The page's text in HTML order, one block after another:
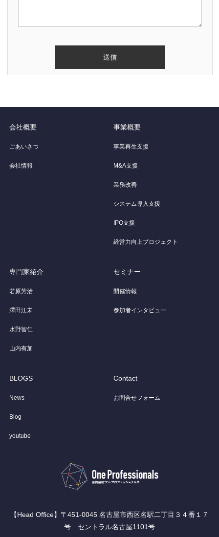
会社概要
ごあいさつ
会社情報
事業概要
事業再生支援
M&A支援
業務改善
システム導入支援
IPO支援
経営力向上プロジェクト
専門家紹介
若原芳治
澤田江未
水野智仁
山内有加
セミナー
開催情報
参加者インタビュー
BLOGS
News
Blog
youtube
Contact
お問合せフォーム
【Head Office】〒451-0045 名古屋市西区名駅二丁目３４番１７
号 セントラル名古屋1101号